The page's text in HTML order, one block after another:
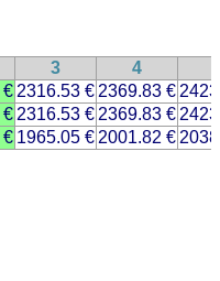
3 4
€ 2316.53 € 2369.83 €
€ 2316.53 € 2369.83 €
€ 1965.05 € 2001.82 €